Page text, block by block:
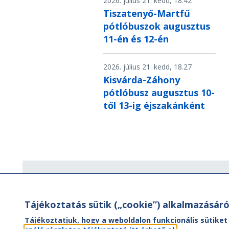
Tiszatenyő-Martfű
pótlóbuszok augusztus
11-én és 12-én
2026. július 21. kedd, 18.27
Kisvárda-Záhony
pótlóbusz augusztus 10-
től 13-ig éjszakánként
Hírlevelünk segítségével értesülhet
aktuális híreinkről, utazási
valamint az Önt érintő
Tájékoztatás sütik („cookie”)
Tájékoztatjuk, hogy a weboldalon funkcionális